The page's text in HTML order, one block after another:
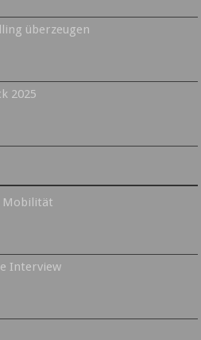
überzeugen
2025
Mobilität
Interview